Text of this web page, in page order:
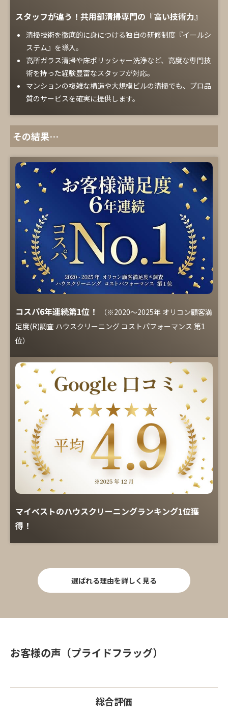
スタッフが違う！共用部清掃専門の『高い技術力』
清掃技術を徹底的に身につける独自の研修制度『イールシ
ステム』を導入。
高所ガラス清掃や床ポリッシャー洗浄など、高度な専門技
術を持った経験豊富なスタッフが対応。
マンションの複雑な構造や大規模ビルの清掃でも、プロ品
質のサービスを確実に提供します。
その結果…
コスパ6年連続第1位！
（※2020～2025年 オリコン顧客満
足度(R)調査 ハウスクリーニング コストパフォーマンス 第1
位）
マイベストのハウスクリーニングランキング1位獲
得！
選ばれる理由を詳しく見る
お客様の声（プライドフラッグ）
総合評価